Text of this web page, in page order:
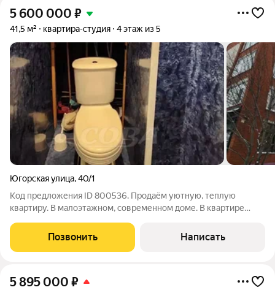
5 600 000 ₽
41,5 м² квартира-студия 4 этаж из 5
Югорская улица,40/1
Код предложения ID 800536. Продаём уютную, теплую
квартиру. В малоэтажном, современном доме. В квартире
Уютный, тихий район. Рядом вся нужная инфраструктура.
Звоните, устроим показ в любое
Позвонить Написать
5 895 000 ₽